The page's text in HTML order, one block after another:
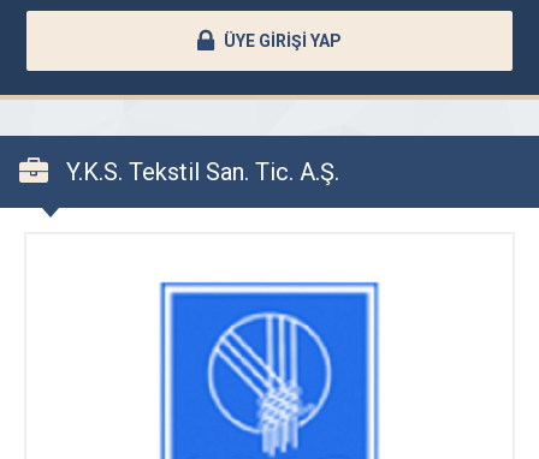
ÜYE GİRİŞİ YAP
Y.K.S. Tekstil San. Tic. A.Ş.